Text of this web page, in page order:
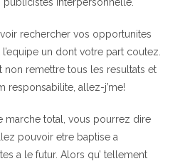
rechercher vos opportunites
un dont votre part coutez.
non remettre tous les resultats et
responsabilite, allez-j’me!
marche total, vous pourrez dire
pouvoir etre baptise a
a le futur. Alors qu’ tellement